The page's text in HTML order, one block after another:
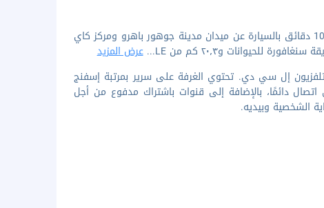
إذا أقمت في جولدن كورت هوتل، ستكون في مركز جوهور باهرو، على بُعد 10 دقائق بالسيارة عن ميدان مدينة جوهور باهرو ومركز كاي
...عرض المزيد
40 غرفة مكيفة تتميز بوجود تلفزيون إل سي دي. تحتوي الغرفة على سرير بمرتبة إسفنج
دائمًا، بالإضافة إلى قنوات باشتراك مدفوع من أجل
الشخصية وبيديه.